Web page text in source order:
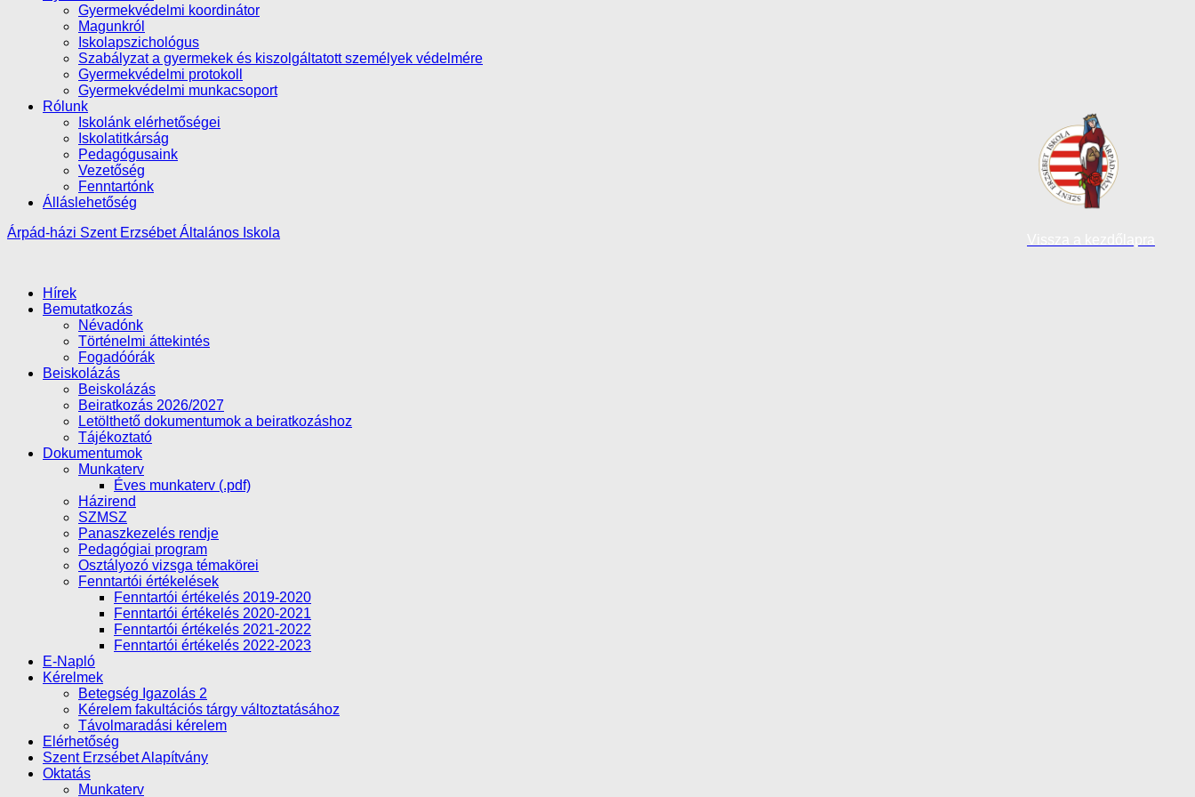
Gyermekvédelmi koordinátor
Magunkról
Iskolapszichológus
Szabályzat a gyermekek és kiszolgáltatott személyek védelmére
Gyermekvédelmi protokoll
Gyermekvédelmi munkacsoport
Rólunk
Iskolánk elérhetőségei
Iskolatitkárság
Pedagógusaink
Vezetőség
Fenntartónk
Álláslehetőség
Árpád-házi Szent Erzsébet Általános Iskola
Hírek
Bemutatkozás
Névadónk
Történelmi áttekintés
Fogadóórák
Beiskolázás
Beiskolázás
Beiratkozás 2026/2027
Letölthető dokumentumok a beiratkozáshoz
Tájékoztató
Dokumentumok
Munkaterv
Éves munkaterv (.pdf)
Házirend
SZMSZ
Panaszkezelés rendje
Pedagógiai program
Osztályozó vizsga témakörei
Fenntartói értékelések
Fenntartói értékelés 2019-2020
Fenntartói értékelés 2020-2021
Fenntartói értékelés 2021-2022
Fenntartói értékelés 2022-2023
E-Napló
Kérelmek
Betegség Igazolás 2
Kérelem fakultációs tárgy változtatásához
Távolmaradási kérelem
Elérhetőség
Szent Erzsébet Alapítvány
Oktatás
Munkaterv